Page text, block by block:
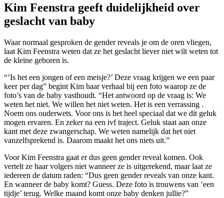
Kim Feenstra geeft duidelijkheid over
geslacht van baby
Waar normaal gesproken de gender reveals je om de oren vliegen,
laat Kim Feenstra weten dat ze het geslacht liever niet wilt weten tot
de kleine geboren is.
“’Is het een jongen of een meisje?’ Deze vraag krijgen we een paar
keer per dag” begint Kim haar verhaal bij een foto waarop ze de
foto’s van de baby vasthoudt. “Het antwoord op de vraag is: We
weten het niet. We willen het niet weten. Het is een verrassing .
Noem ons ouderwets. Voor ons is het heel speciaal dat we dit geluk
mogen ervaren. En zeker na een ivf traject. Geluk staat aan onze
kant met deze zwangerschap. We weten namelijk dat het niet
vanzelfsprekend is. Daarom maakt het ons niets uit.”
Voor Kim Feenstra gaat er dus geen gender reveal komen. Ook
vertelt ze haar volgers niet wanneer ze is uitgerekend, maar laat ze
iedereen de datum raden: “Dus geen gender reveals van onze kant.
En wanneer de baby komt? Guess. Deze foto is trouwens van ‘een
tijdje’ terug. Welke maand komt onze baby denken jullie?”